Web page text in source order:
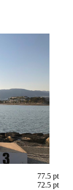
77.5 pt
72.5 pt